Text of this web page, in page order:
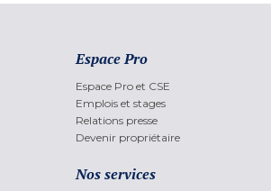
Espace Pro
Espace Pro et CSE
Emplois et stages
Relations presse
Devenir propriétaire
Nos services